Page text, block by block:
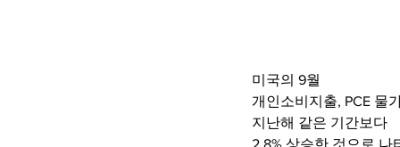
미국의 9월
개인소비지출, PCE 물
지난해 같은 기간보다